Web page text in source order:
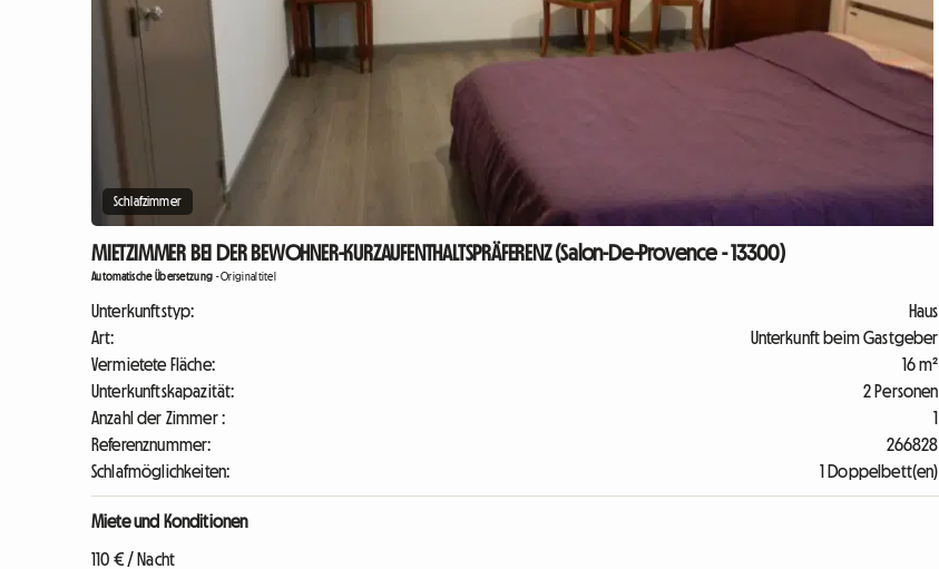
Schlafzimmer
MIETZIMMER BEI DER BEWOHNER-KURZAUFENTHALTSPRÄFERENZ (Salon-De-Provence - 13300)
Automatische Übersetzung -Originaltitel
Unterkunftstyp:
Haus
Art:
Unterkunft beim Gastgeber
Vermietete Fläche:
16 m²
Unterkunftskapazität:
2 Personen
Anzahl der Zimmer :
1
Referenznummer:
266828
Schlafmöglichkeiten:
1 Doppelbett(en)
Miete und Konditionen
110 € / Nacht